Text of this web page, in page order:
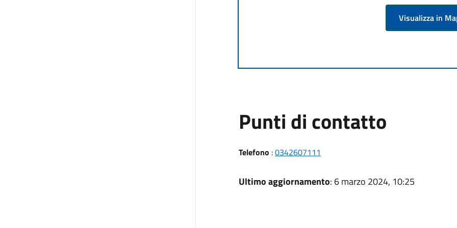
Visualizza in
Punti di contatto
Telefono :0342607111
Ultimo aggiornamento: 6 marzo 2024, 10:25